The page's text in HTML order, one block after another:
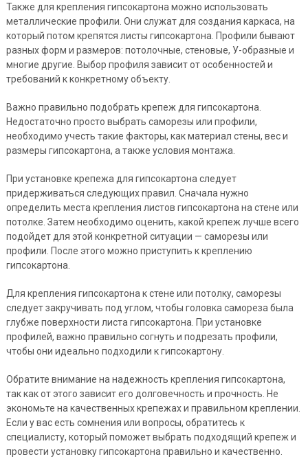
Также для крепления гипсокартона можно использовать
металлические профили. Они служат для создания каркаса, на
который потом крепятся листы гипсокартона. Профили бывают
разных форм и размеров: потолочные, стеновые, У-образные и
многие другие. Выбор профиля зависит от особенностей и
требований к конкретному объекту.
Важно правильно подобрать крепеж для гипсокартона.
Недостаточно просто выбрать саморезы или профили,
необходимо учесть такие факторы, как материал стены, вес и
размеры гипсокартона, а также условия монтажа.
При установке крепежа для гипсокартона следует
придерживаться следующих правил. Сначала нужно
определить места крепления листов гипсокартона на стене или
потолке. Затем необходимо оценить, какой крепеж лучше всего
подойдет для этой конкретной ситуации — саморезы или
профили. После этого можно приступить к креплению
гипсокартона.
Для крепления гипсокартона к стене или потолку, саморезы
следует закручивать под углом, чтобы головка самореза была
глубже поверхности листа гипсокартона. При установке
профилей, важно правильно согнуть и подрезать профили,
чтобы они идеально подходили к гипсокартону.
Обратите внимание на надежность крепления гипсокартона,
так как от этого зависит его долговечность и прочность. Не
экономьте на качественных крепежах и правильном креплении.
Если у вас есть сомнения или вопросы, обратитесь к
специалисту, который поможет выбрать подходящий крепеж и
провести установку гипсокартона правильно и качественно.